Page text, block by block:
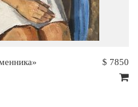
$ 7850